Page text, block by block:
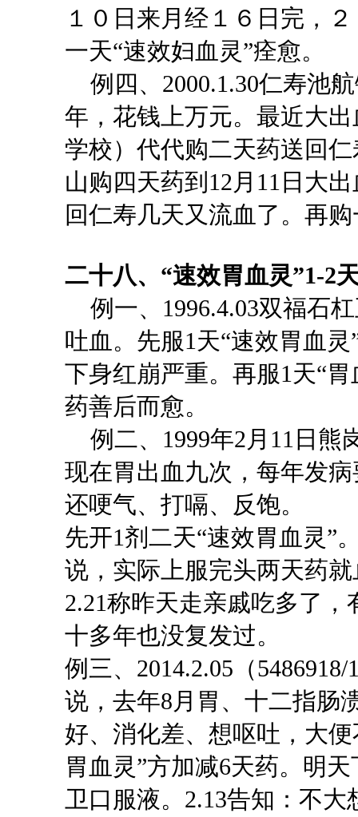
１０日来月经１６日完，
一天“速效妇血灵”痊愈。
例四、 2000.1.30仁寿池
年，花钱上万元。最近大
学校）代代购二天药送回
山购四天药到12月11日大
回仁寿几天又流血了。
二十八、 “速效胃血灵”1-2
例一、 1996.4.03双福石
吐血。先服1天“速效胃血
下身红崩严重。 再服1天“
药善后而愈。
例二、1999年2月11日熊
现在胃出血九次，每年发
还哽气、打嗝、反饱。
先开1剂二天“速效胃血灵”
说，实际上服完头两天药
2.21称昨天走亲戚吃多了
十多年也没复发过。
例三、2014.2.05（5486918/
说，去年8月胃、十二指肠
好、消化差、想呕吐，大
胃血灵”方加减6天药。明
卫口服液。2.13告知：不